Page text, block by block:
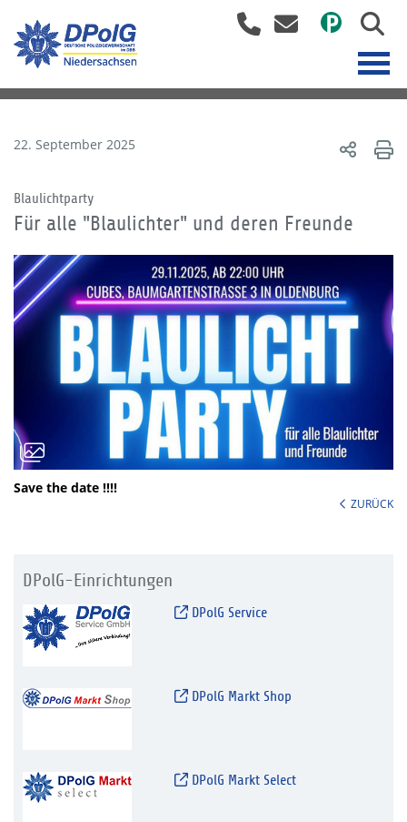
22. September 2025
Blaulichtparty
Für alle "Blaulichter" und deren Freunde
Save the date !!!!
ZURÜCK
DPolG-Einrichtungen
DPolG Service
DPolG Markt Shop
DPolG Markt Select